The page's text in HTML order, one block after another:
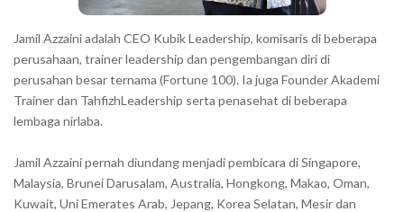
Jamil Azzaini adalah CEO Kubik Leadership, komisaris di beberapa
perusahaan, trainer leadership dan pengembangan diri di
perusahan besar ternama (Fortune 100). Ia juga Founder Akademi
Trainer dan TahfizhLeadership serta penasehat di beberapa
lembaga nirlaba.
Jamil Azzaini pernah diundang menjadi pembicara di Singapore,
Malaysia, Brunei Darusalam, Australia, Hongkong, Makao, Oman,
Kuwait, Uni Emerates Arab, Jepang, Korea Selatan, Mesir dan